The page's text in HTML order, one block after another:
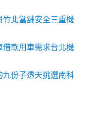
北當舖安全三重機
款用車需求台北機
份子透天挑選南科